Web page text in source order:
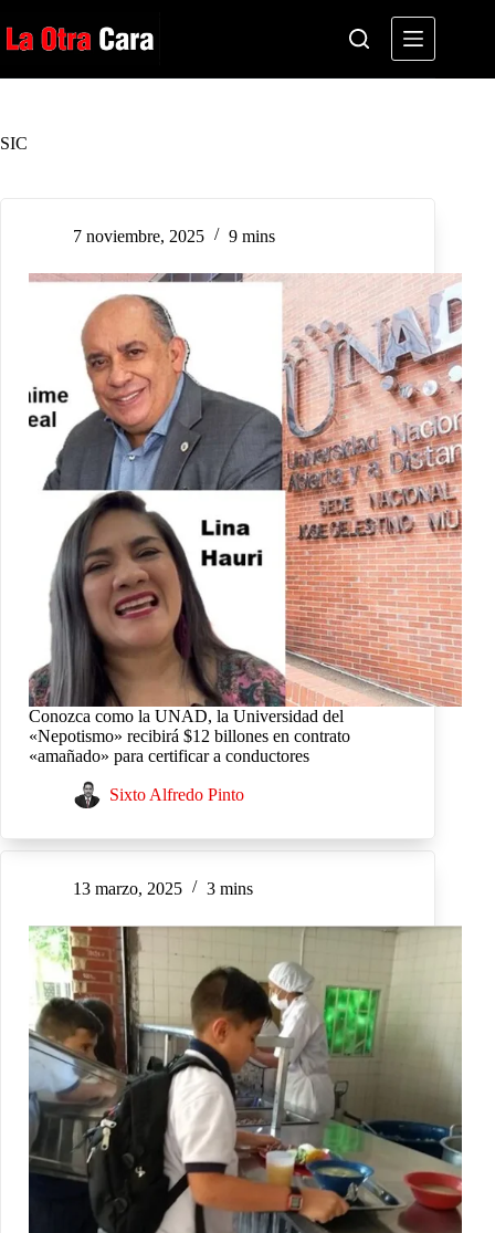
al
contenido
SIC
7 noviembre, 2025 9 mins
Conozca como la UNAD, la Universidad del
«Nepotismo» recibirá $12 billones en contrato
«amañado» para certificar a conductores
Sixto Alfredo Pinto
13 marzo, 2025 3 mins